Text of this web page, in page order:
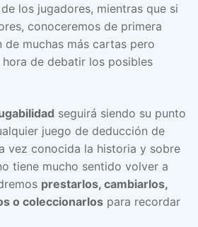
los jugadores, mientras que si
conoceremos de primera
de muchas más cartas pero
hora de debatir los posibles
seguirá siendo su punto
juego de deducción de
vez conocida la historia y sobre
tiene mucho sentido volver a
prestarlos, cambiarlos,
o coleccionarlos para recordar